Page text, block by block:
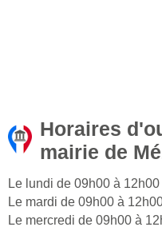
Horaires
mairie de
Le lundi de 09h00 à
Le mardi de 09h00 à
Le mercredi de 09h00 à